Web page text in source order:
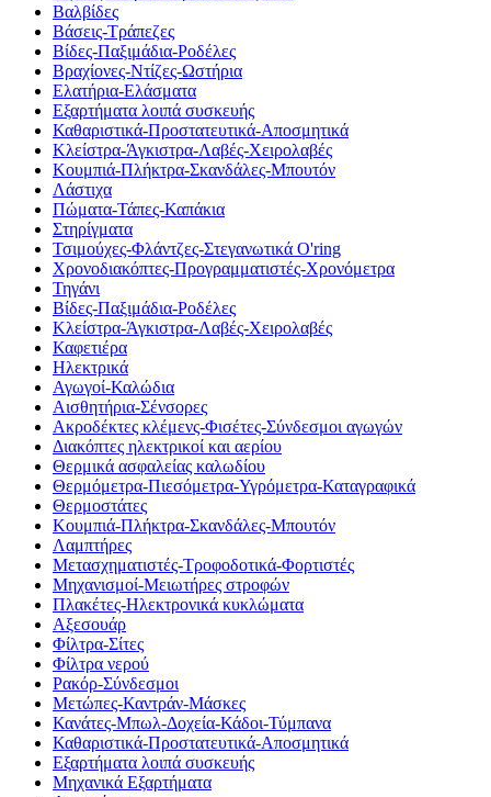
Βαλβίδες
Βάσεις-Τράπεζες
Βίδες-Παξιμάδια-Ροδέλες
Βραχίονες-Ντίζες-Ωστήρια
Ελατήρια-Ελάσματα
Εξαρτήματα λοιπά συσκευής
Καθαριστικά-Προστατευτικά-Αποσμητικά
Κλείστρα-Άγκιστρα-Λαβές-Χειρολαβές
Κουμπιά-Πλήκτρα-Σκανδάλες-Μπουτόν
Λάστιχα
Πώματα-Τάπες-Καπάκια
Στηρίγματα
Τσιμούχες-Φλάντζες-Στεγανωτικά O'ring
Χρονοδιακόπτες-Προγραμματιστές-Χρονόμετρα
Τηγάνι
Βίδες-Παξιμάδια-Ροδέλες
Κλείστρα-Άγκιστρα-Λαβές-Χειρολαβές
Καφετιέρα
Ηλεκτρικά
Αγωγοί-Καλώδια
Αισθητήρια-Σένσορες
Ακροδέκτες κλέμενς-Φισέτες-Σύνδεσμοι αγωγών
Διακόπτες ηλεκτρικοί και αερίου
Θερμικά ασφαλείας καλωδίου
Θερμόμετρα-Πιεσόμετρα-Υγρόμετρα-Καταγραφικά
Θερμοστάτες
Κουμπιά-Πλήκτρα-Σκανδάλες-Μπουτόν
Λαμπτήρες
Μετασχηματιστές-Τροφοδοτικά-Φορτιστές
Μηχανισμοί-Μειωτήρες στροφών
Πλακέτες-Ηλεκτρονικά κυκλώματα
Αξεσουάρ
Φίλτρα-Σίτες
Φίλτρα νερού
Ρακόρ-Σύνδεσμοι
Μετώπες-Καντράν-Μάσκες
Κανάτες-Μπωλ-Δοχεία-Κάδοι-Τύμπανα
Καθαριστικά-Προστατευτικά-Αποσμητικά
Εξαρτήματα λοιπά συσκευής
Μηχανικά Εξαρτήματα